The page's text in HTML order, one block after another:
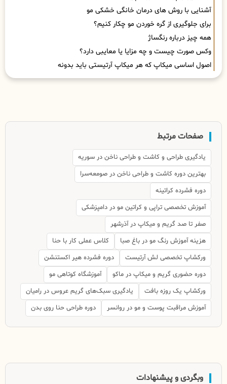
آشنایی با روش های درمان خانگی خشکی مو
برای جلوگیری از گره خوردن مو چکار کنیم؟
همه چیز درباره رنگساژ
وکس صورت چیست و چه مزایا یا معایبی دارد؟
اصول اساسی میکاپ که هر میکاپ آرتیستی باید بدونه
صفحات مرتبط
یادگیری طراحی و کاشت و طراحی ناخن در سوریه
بهترین دوره کاشت و طراحی ناخن در صومعه‌سرا
دوره فشرده کراتینه
آموزش تخصصی تراپی و کراتین مو در دامپزشکی
صفر تا صد گریم و میکاپ در آذرشهر
هزینه آموزش رنگ مو در باغ صبا
کلاس عملی کار با حنا
ورکشاپ تخصصی لش آرتیست
دوره فشرده هیر اکستنشن
دوره حضوری گریم و میکاپ در ماکو
آموزشگاه کوتاهی مو
ورکشاپ یک روزه بافت
یادگیری سبک‌های گریم عروس در رامیان
آموزش مراقبت پوست و مو در روانسر
دوره طراحی حنا روی بدن
وبگردی و پیشنهادات